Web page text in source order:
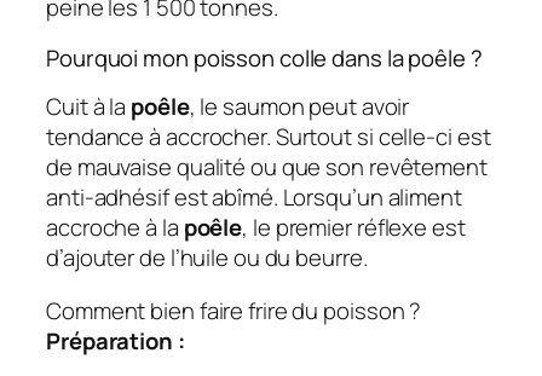
peine les 1 500 tonnes.
Pourquoi mon poisson colle dans la poêle ?
Cuit à la poêle, le saumon peut avoir
tendance à accrocher. Surtout si celle-ci est
de mauvaise qualité ou que son revêtement
anti-adhésif est abîmé. Lorsqu’un aliment
accroche à la poêle, le premier réflexe est
d’ajouter de l’huile ou du beurre.
Comment bien faire frire du poisson ?
Préparation :